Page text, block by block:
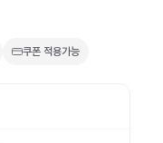
쿠폰 적용가능